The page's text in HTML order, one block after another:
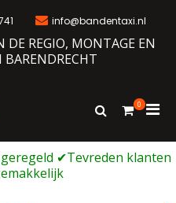
info@bandentaxi.nl
DE REGIO, MONTAGE EN
Bandengarage met eigen webshop
Toon
0
voor